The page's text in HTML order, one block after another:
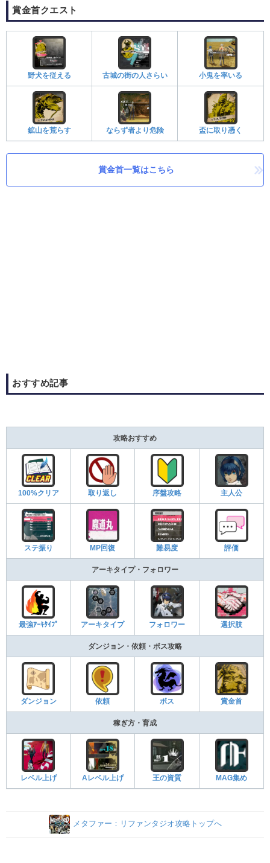
賞金首クエスト
野犬を従える 古城の街の人さらい 小鬼を率いる
鉱山を荒らす ならず者より危険 盃に取り憑く
賞金首一覧はこちら
おすすめ記事
攻略おすすめ
100%クリア 取り返し 序盤攻略 主人公
ステ振り MP回復 難易度 評価
アーキタイプ・フォロワー
最強ｱｰｷﾀｲﾌﾟ アーキタイプ フォロワー 選択肢
ダンジョン・依頼・ボス攻略
ダンジョン 依頼 ボス 賞金首
稼ぎ方・育成
レベル上げ Aレベル上げ 王の資質 MAG集め
メタファー：リファンタジオ攻略トップへ